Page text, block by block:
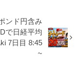
ンド円含み
で日経平均
7日目 8:45
~